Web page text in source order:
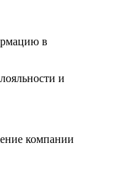
в
и
компании